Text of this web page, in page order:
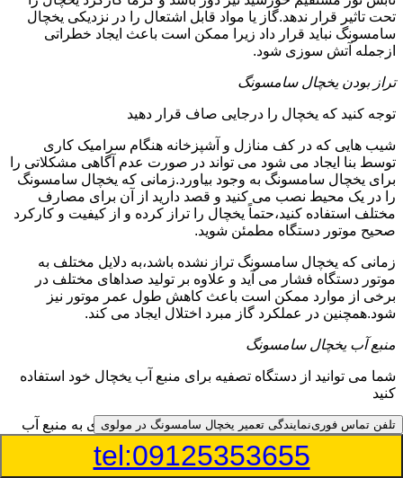
تحت تاثیر قرار ندهد.گاز یا مواد قابل اشتعال را در نزدیکی یخچال
سامسونگ نباید قرار داد زیرا ممکن است باعث ایجاد خطراتی
ازجمله آتش سوزی شود.
تراز بودن یخچال سامسونگ
توجه کنید که یخچال را درجایی صاف قرار دهید
شیب هایی که در کف منازل و آشپزخانه هنگام سرامیک کاری
توسط بنا ایجاد می شود می تواند در صورت عدم آگاهی مشکلاتی را
برای یخچال سامسونگ به وجود بیاورد.زمانی که یخچال سامسونگ
را در یک محیط نصب می کنید و قصد دارید از آن برای مصارف
مختلف استفاده کنید،حتماً یخچال را تراز کرده و از کیفیت و کارکرد
صحیح موتور دستگاه مطمئن شوید.
زمانی که یخچال سامسونگ تراز نشده باشد،به دلایل مختلف به
موتور دستگاه فشار می آید و علاوه بر تولید صداهای مختلف در
برخی از موارد ممکن است باعث کاهش طول عمر موتور نیز
شود.همچنین در عملکرد گاز مبرد اختلال ایجاد می کند.
منبع آب یخچال سامسونگ
شما می توانید از دستگاه تصفیه برای منبع آب یخچال خود استفاده
کنید
در دفترچه راهنمای یخچال سامسونگ قسمت ویژه ای به منبع آب
آن و راهنمایی لازم در زمینه نصب و استفاده از آن اختصاص داده
شده است.برخی از مدل های یخچال سامسونگ دارای منبع آبریز
تلفن تماس فورینمایندگی تعمیر یخچال سامسونگ در مولوی
tel:09125353655